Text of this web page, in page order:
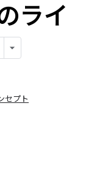
ライ
セプト